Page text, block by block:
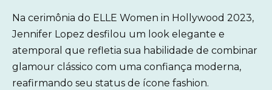
Na cerimônia do ELLE Women in Hollywood 2023,
Jennifer Lopez desfilou um look elegante e
atemporal que refletia sua habilidade de combinar
glamour clássico com uma confiança moderna,
reafirmando seu status de ícone fashion.